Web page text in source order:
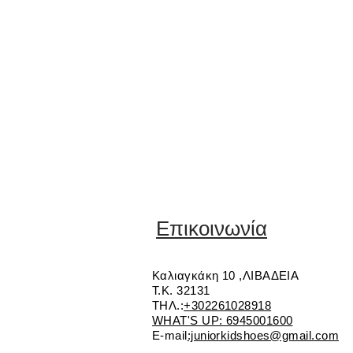
Επικοινωνία
Καλιαγκάκη 10 ,ΛΙΒΑΔΕΙΑ
Τ.Κ. 32131
ΤΗΛ.:+302261028918
WHAT'S UP: 6945001600
E-mail:juniorkidshoes@gmail.com